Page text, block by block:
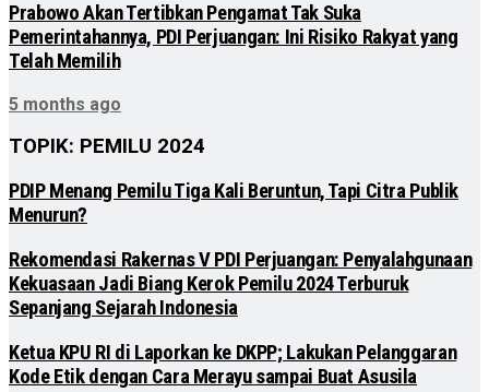
Prabowo Akan Tertibkan Pengamat Tak Suka
Pemerintahannya, PDI Perjuangan: Ini Risiko Rakyat yang
Telah Memilih
5 months ago
TOPIK: PEMILU 2024
PDIP Menang Pemilu Tiga Kali Beruntun, Tapi Citra Publik
Menurun?
Rekomendasi Rakernas V PDI Perjuangan: Penyalahgunaan
Kekuasaan Jadi Biang Kerok Pemilu 2024 Terburuk
Sepanjang Sejarah Indonesia
Ketua KPU RI di Laporkan ke DKPP; Lakukan Pelanggaran
Kode Etik dengan Cara Merayu sampai Buat Asusila